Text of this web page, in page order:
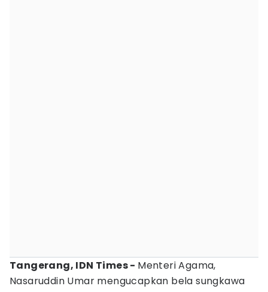
Tangerang, IDN Times - Menteri Agama,
Nasaruddin Umar mengucapkan bela sungkawa